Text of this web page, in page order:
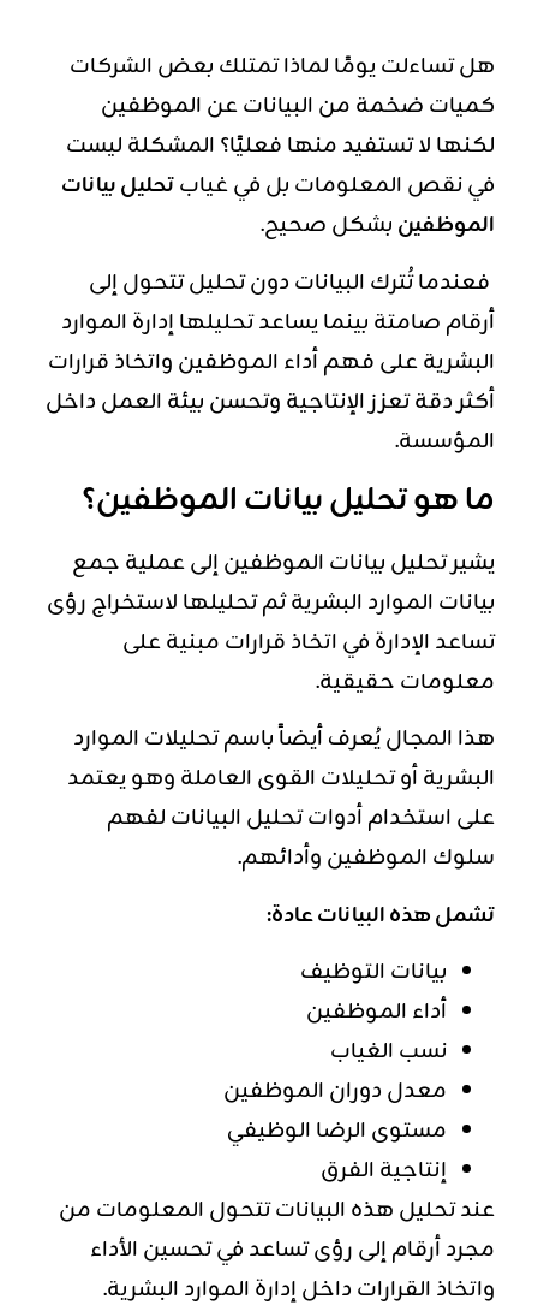
هل تساءلت يومًا لماذا تمتلك بعض الشركات
كميات ضخمة من البيانات عن الموظفين
لكنها لا تستفيد منها فعليًا؟ المشكلة ليست
في نقص المعلومات بل في غيابتحليل بيانات
الموظفينبشكل صحيح.
فعندما تُترك البيانات دون تحليل تتحول إلى
أرقام صامتة بينما يساعد تحليلها إدارة الموارد
البشرية على فهم أداء الموظفين واتخاذ قرارات
أكثر دقة تعزز الإنتاجية وتحسن بيئة العمل داخل
المؤسسة.
ما هو تحليل بيانات الموظفين؟
يشير تحليل بيانات الموظفين إلى عملية جمع
بيانات الموارد البشرية ثم تحليلها لاستخراج رؤى
تساعد الإدارة في اتخاذ قرارات مبنية على
معلومات حقيقية.
هذا المجال يُعرف أيضاً باسم تحليلات الموارد
البشرية أو تحليلات القوى العاملة وهو يعتمد
على استخدام أدوات تحليل البيانات لفهم
سلوك الموظفين وأدائهم.
تشمل هذه البيانات عادة:
بيانات التوظيف
أداء الموظفين
نسب الغياب
معدل دوران الموظفين
مستوى الرضا الوظيفي
إنتاجية الفرق
عند تحليل هذه البيانات تتحول المعلومات من
مجرد أرقام إلى رؤى تساعد في تحسين الأداء
واتخاذ القرارات داخل إدارة الموارد البشرية.